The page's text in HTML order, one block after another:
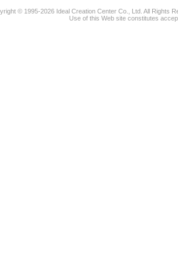
© 1995-2026 Ideal Creation Center Co., Ltd. All Rights
Use of this Web site constitutes